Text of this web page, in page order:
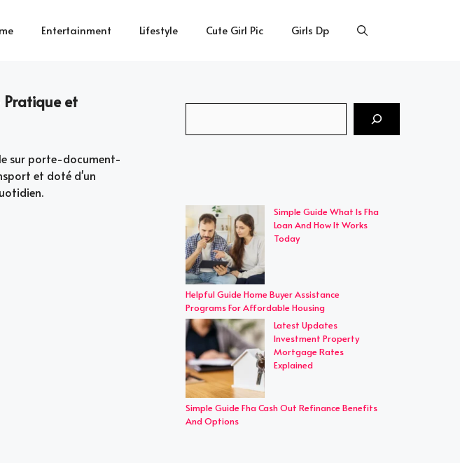
Entertainment Lifestyle Cute Girl Pic Girls Dp
et
sur porte-document-
et doté d'un
Simple Guide What Is Fha
Loan And How It Works
Today
Helpful Guide Home Buyer Assistance
Programs For Affordable Housing
Latest Updates
Investment Property
Mortgage Rates
Explained
Simple Guide Fha Cash Out Refinance Benefits
And Options